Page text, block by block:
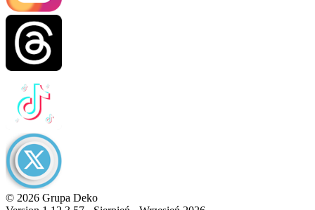
© 2026 Grupa Deko